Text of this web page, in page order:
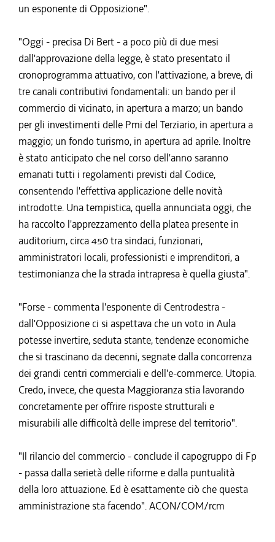
un esponente di Opposizione".
"Oggi - precisa Di Bert - a poco più di due mesi
dall'approvazione della legge, è stato presentato il
cronoprogramma attuativo, con l'attivazione, a breve, di
tre canali contributivi fondamentali: un bando per il
commercio di vicinato, in apertura a marzo; un bando
per gli investimenti delle Pmi del Terziario, in apertura a
maggio; un fondo turismo, in apertura ad aprile. Inoltre
è stato anticipato che nel corso dell'anno saranno
emanati tutti i regolamenti previsti dal Codice,
consentendo l'effettiva applicazione delle novità
introdotte. Una tempistica, quella annunciata oggi, che
ha raccolto l'apprezzamento della platea presente in
auditorium, circa 450 tra sindaci, funzionari,
amministratori locali, professionisti e imprenditori, a
testimonianza che la strada intrapresa è quella giusta".
"Forse - commenta l'esponente di Centrodestra -
dall'Opposizione ci si aspettava che un voto in Aula
potesse invertire, seduta stante, tendenze economiche
che si trascinano da decenni, segnate dalla concorrenza
dei grandi centri commerciali e dell'e-commerce. Utopia.
Credo, invece, che questa Maggioranza stia lavorando
concretamente per offrire risposte strutturali e
misurabili alle difficoltà delle imprese del territorio".
"Il rilancio del commercio - conclude il capogruppo di Fp
- passa dalla serietà delle riforme e dalla puntualità
della loro attuazione. Ed è esattamente ciò che questa
amministrazione sta facendo". ACON/COM/rcm